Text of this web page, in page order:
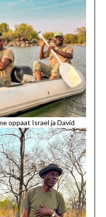
oppaat Israel ja David